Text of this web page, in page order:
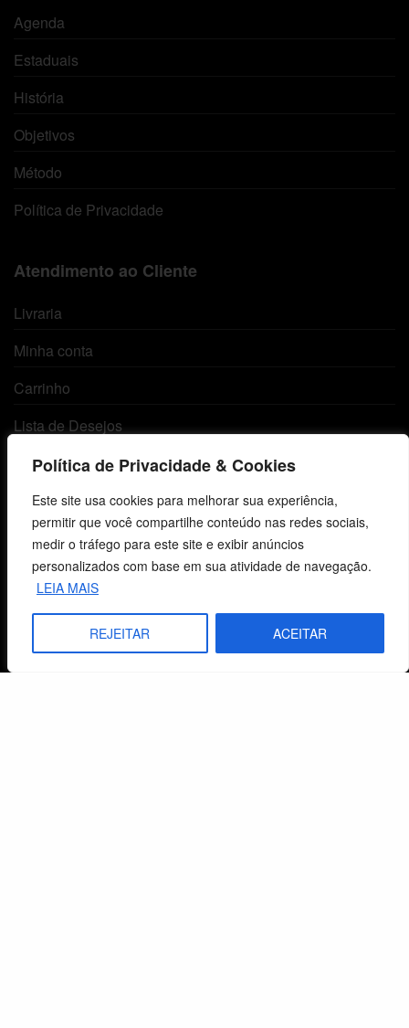
Política de Privacidade & Cookies
Este site usa cookies para melhorar sua experiência,
permitir que você compartilhe conteúdo nas redes sociais,
medir o tráfego para este site e exibir anúncios
personalizados com base em sua atividade de navegação.
LEIA MAIS
REJEITAR ACEITAR
Agenda
Estaduais
História
Objetivos
Método
Política de Privacidade
Atendimento ao Cliente
Livraria
Minha conta
Carrinho
Lista de Desejos
Termos e Condições
Centro de Estudos Bíblicos
CNPJ: 29.832.607/0001-10
São Leopoldo, RS, Brasil
Fale Conosco